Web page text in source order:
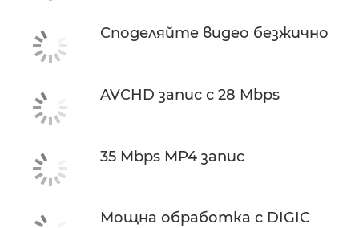
Споделяйте видео безжично
AVCHD запис с 28 Mbps
35 Mbps MP4 запис
Мощна обработка с DIGIC